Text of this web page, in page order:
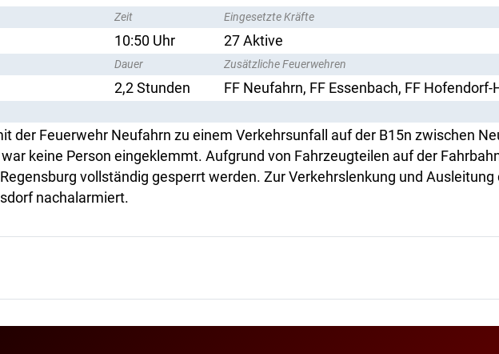
Zeit Eingesetzte Kräfte
10:50 Uhr 27 Aktive
Dauer Zusätzliche Feuerwehren
2,2 Stunden FF Neufahrn, FF Essenbach, FF
der Feuerwehr Neufahrn zu einem Verkehrsunfall auf der B15n zwischen
keine Person eingeklemmt. Aufgrund von Fahrzeugteilen auf der
vollständig gesperrt werden. Zur Verkehrslenkung und Ausleitung
nachalarmiert.